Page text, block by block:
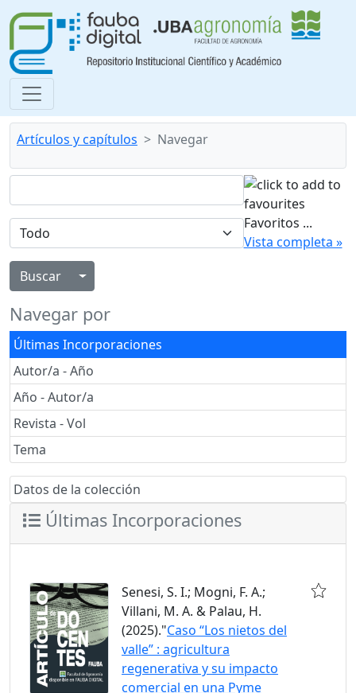
Artículos y capítulos Navegar
Alternar menú desplegable
Favoritos ...
Vista completa »
Navegar por
Últimas Incorporaciones
Autor/a - Año
Año - Autor/a
Revista - Vol
Tema
Datos de la colección
Últimas Incorporaciones
Senesi, S. I.; Mogni, F. A.;
Villani, M. A. & Palau, H.
(2025)."Caso “Los nietos del
valle” : agricultura
regenerativa y su impacto
comercial en una Pyme